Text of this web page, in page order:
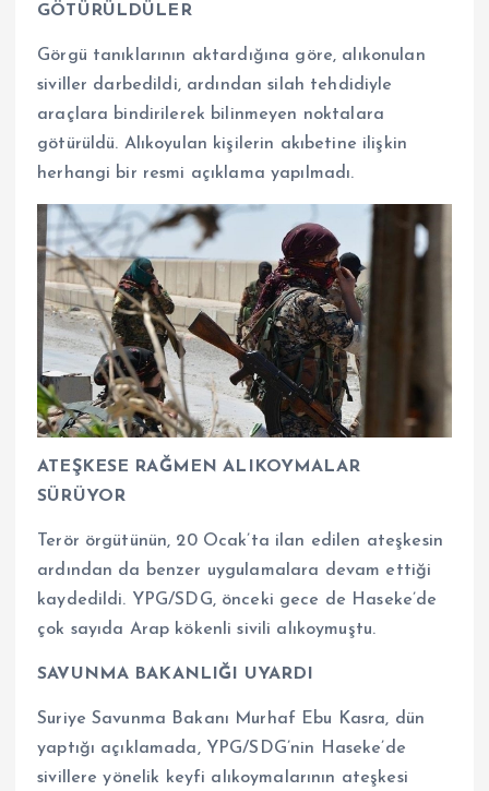
GÖTÜRÜLDÜLER
Görgü tanıklarının aktardığına göre, alıkonulan
siviller darbedildi, ardından silah tehdidiyle
araçlara bindirilerek bilinmeyen noktalara
götürüldü. Alıkoyulan kişilerin akıbetine ilişkin
herhangi bir resmi açıklama yapılmadı.
ATEŞKESE RAĞMEN ALIKOYMALAR
SÜRÜYOR
Terör örgütünün, 20 Ocak’ta ilan edilen ateşkesin
ardından da benzer uygulamalara devam ettiği
kaydedildi. YPG/SDG, önceki gece de Haseke’de
çok sayıda Arap kökenli sivili alıkoymuştu.
SAVUNMA BAKANLIĞI UYARDI
Suriye Savunma Bakanı Murhaf Ebu Kasra, dün
yaptığı açıklamada, YPG/SDG’nin Haseke’de
sivillere yönelik keyfi alıkoymalarının ateşkesi